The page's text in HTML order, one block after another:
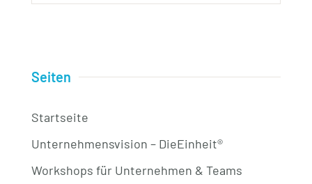
Seiten
Startseite
Unternehmensvision – DieEinheit®
Workshops für Unternehmen & Teams